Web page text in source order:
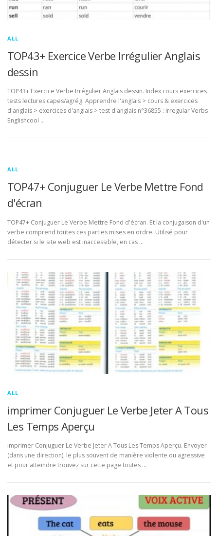
ALL
TOP43+ Exercice Verbe Irrégulier Anglais
dessin
TOP43+ Exercice Verbe Irrégulier Anglais dessin. Index cours exercices
tests lectures capes/agrég. Apprendre l'anglais > cours & exercices
d'anglais > exercices d'anglais > test d'anglais n°36855 : Irregular Verbs
Englishcool …
ALL
TOP47+ Conjuguer Le Verbe Mettre Fond
d'écran
TOP47+ Conjuguer Le Verbe Mettre Fond d'écran. Et la conjugaison d'un
verbe comprend toutes ces parties mises en ordre. Utilisé pour
détecter si le site web est inaccessible, en cas …
ALL
imprimer Conjuguer Le Verbe Jeter A Tous
Les Temps Aperçu
imprimer Conjuguer Le Verbe Jeter A Tous Les Temps Aperçu. Envoyer
(dans une direction), le plus souvent de manière violente ou agressive
et pour atteindre trouvez sur cette page toutes …